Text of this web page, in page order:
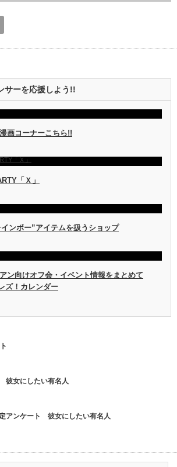
サーを応援しよう!!
画コーナーこちら!!
「Ｘ」
ンボー”アイテムを扱うショップ
ン向けオフ会・イベント情報をまとめて
ズ！カレンダー
彼女にしたい有名人
アンケート 彼女にしたい有名人